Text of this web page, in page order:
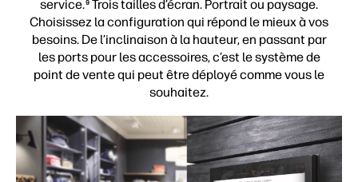
service.9 Trois tailles d’écran. Portrait ou paysage.
Choisissez la configuration qui répond le mieux à vos
besoins. De l’inclinaison à la hauteur, en passant par
les ports pour les accessoires, c’est le système de
point de vente qui peut être déployé comme vous le
souhaitez.